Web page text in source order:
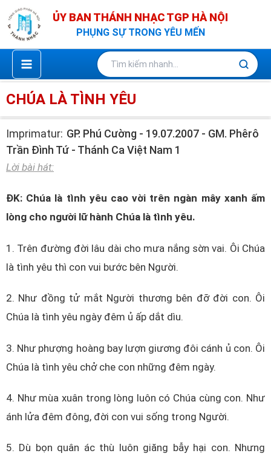
Nhảy
tới
nội
dung
ỦY BAN THÁNH NHẠC TGP HÀ NỘI
PHỤNG SỰ TRONG YÊU MẾN
CHÚA LÀ TÌNH YÊU
Imprimatur: GP. Phú Cường - 19.07.2007 - GM. Phêrô
Trần Đình Tứ - Thánh Ca Việt Nam 1
Lời bài hát:
ĐK: Chúa là tình yêu cao vời trên ngàn mây xanh ấm
lòng cho người lữ hành Chúa là tình yêu.
1. Trên đường đời lâu dài cho mưa nắng sờn vai. Ôi Chúa
là tình yêu thì con vui bước bên Người.
2. Như đồng tử mắt Người thương bên đỡ đời con. Ôi
Chúa là tình yêu ngày đêm ủ ấp dắt dìu.
3. Như phượng hoàng bay lượn giương đôi cánh ủ con. Ôi
Chúa là tình yêu chở che con những đêm ngày.
4. Như mùa xuân trong lòng luôn có Chúa cùng con. Như
ánh lửa đêm đông, đời con vui sống trong Người.
5. Dù bọn quân ác thù luôn giăng bẫy hại con. Nhưng